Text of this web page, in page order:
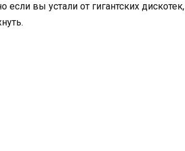
если вы устали от гигантских дискотек,